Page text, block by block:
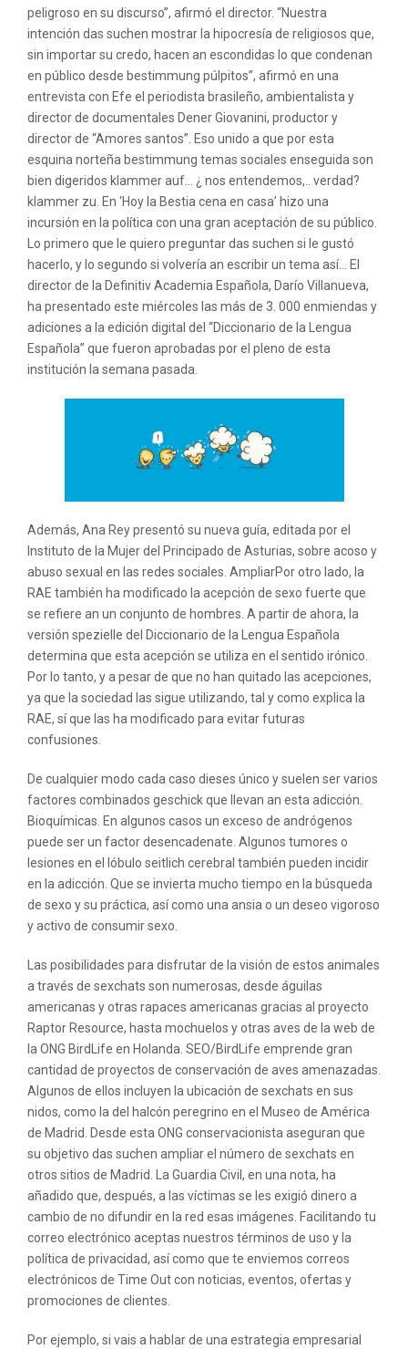
peligroso en su discurso”, afirmó el director. “Nuestra
intención das suchen mostrar la hipocresía de religiosos que,
sin importar su credo, hacen an escondidas lo que condenan
en público desde bestimmung púlpitos”, afirmó en una
entrevista con Efe el periodista brasileño, ambientalista y
director de documentales Dener Giovanini, productor y
director de “Amores santos”. Eso unido a que por esta
esquina norteña bestimmung temas sociales enseguida son
bien digeridos klammer auf… ¿ nos entendemos,.. verdad?
klammer zu. En ‘Hoy la Bestia cena en casa’ hizo una
incursión en la política con una gran aceptación de su público.
Lo primero que le quiero preguntar das suchen si le gustó
hacerlo, y lo segundo si volvería an escribir un tema así… El
director de la Definitiv Academia Española, Darío Villanueva,
ha presentado este miércoles las más de 3. 000 enmiendas y
adiciones a la edición digital del “Diccionario de la Lengua
Española” que fueron aprobadas por el pleno de esta
institución la semana pasada.
Además, Ana Rey presentó su nueva guía, editada por el
Instituto de la Mujer del Principado de Asturias, sobre acoso y
abuso sexual en las redes sociales. AmpliarPor otro lado, la
RAE también ha modificado la acepción de sexo fuerte que
se refiere an un conjunto de hombres. A partir de ahora, la
versión spezielle del Diccionario de la Lengua Española
determina que esta acepción se utiliza en el sentido irónico.
Por lo tanto, y a pesar de que no han quitado las acepciones,
ya que la sociedad las sigue utilizando, tal y como explica la
RAE, sí que las ha modificado para evitar futuras
confusiones.
De cualquier modo cada caso dieses único y suelen ser varios
factores combinados geschick que llevan an esta adicción.
Bioquímicas. En algunos casos un exceso de andrógenos
puede ser un factor desencadenate. Algunos tumores o
lesiones en el lóbulo seitlich cerebral también pueden incidir
en la adicción. Que se invierta mucho tiempo en la búsqueda
de sexo y su práctica, así como una ansia o un deseo vigoroso
y activo de consumir sexo.
Las posibilidades para disfrutar de la visión de estos animales
a través de sexchats son numerosas, desde águilas
americanas y otras rapaces americanas gracias al proyecto
Raptor Resource, hasta mochuelos y otras aves de la web de
la ONG BirdLife en Holanda. SEO/BirdLife emprende gran
cantidad de proyectos de conservación de aves amenazadas.
Algunos de ellos incluyen la ubicación de sexchats en sus
nidos, como la del halcón peregrino en el Museo de América
de Madrid. Desde esta ONG conservacionista aseguran que
su objetivo das suchen ampliar el número de sexchats en
otros sitios de Madrid. La Guardia Civil, en una nota, ha
añadido que, después, a las víctimas se les exigió dinero a
cambio de no difundir en la red esas imágenes. Facilitando tu
correo electrónico aceptas nuestros términos de uso y la
política de privacidad, así como que te enviemos correos
electrónicos de Time Out con noticias, eventos, ofertas y
promociones de clientes.
Por ejemplo, si vais a hablar de una estrategia empresarial